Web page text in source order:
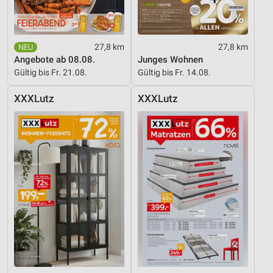
27,8 km
Angebote ab 08.08.
Gültig bis Fr. 21.08.
27,8 km
Junges Wohnen
Gültig bis Fr. 14.08.
XXXLutz XXXLutz